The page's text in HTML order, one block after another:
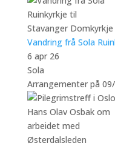
Vandring frå Sola
6 apr 26
Sola
Arrangementer på